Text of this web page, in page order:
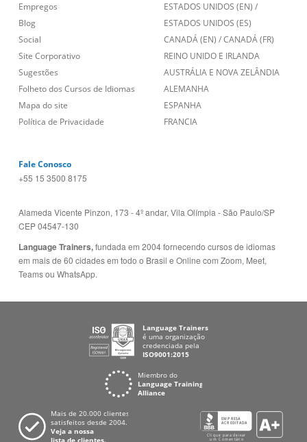
Empregos
Blog
Social
Site Corporativo
Sugestões
Folheto dos Cursos de Idiomas
Mapa do site
Política de Privacidade
ESTADOS UNIDOS (EN) /
ESTADOS UNIDOS (ES)
CANADÁ (EN) /CANADÁ (FR)
REINO UNIDO E IRLANDA
AUSTRÁLIA E NOVA ZELÂNDIA
ALEMANHA
ESPANHA
FRANCIA
Fale Conosco
+55 15 3500 8175
Alameda Vicente Pinzon, 173 - 4º andar, Vila Olímpia - São Paulo/SP
CEP 04547-130
Language Trainers,fundada em 2004 fornecendo cursos de idiomas
em mais de 60 cidades em todo o Brasil e Online com Zoom, Meet,
Teams ou WhatsApp.